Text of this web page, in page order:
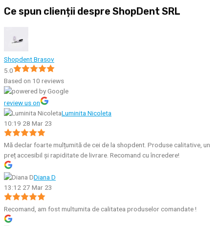
Ce spun clienții despre ShopDent SRL
Shopdent Brasov
5.0
Based on 10 reviews
review us on
Luminita Nicoleta
10:19 28 Mar 23
Mă declar foarte mulțumită de cei de la shopdent. Produse calitative, un
preț accesibil și rapiditate de livrare. Recomand cu încredere!
Diana D
13:12 27 Mar 23
Recomand, am fost multumita de calitatea produselor comandate !